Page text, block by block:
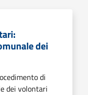
dei
di
dei volontari